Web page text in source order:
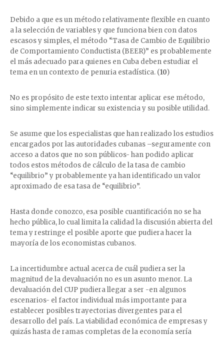
Debido a que es un método relativamente flexible en cuanto
a la selección de variables y que funciona bien con datos
escasos y simples, el método “Tasa de Cambio de Equilibrio
de Comportamiento Conductista (BEER)” es probablemente
el más adecuado para quienes en Cuba deben estudiar el
tema en un contexto de penuria estadística. (10)
No es propósito de este texto intentar aplicar ese método,
sino simplemente indicar su existencia y su posible utilidad.
Se asume que los especialistas que han realizado los estudios
encargados por las autoridades cubanas –seguramente con
acceso a datos que no son públicos- han podido aplicar
todos estos métodos de cálculo de la tasa de cambio
“equilibrio” y probablemente ya han identificado un valor
aproximado de esa tasa de “equilibrio”.
Hasta donde conozco, esa posible cuantificación no se ha
hecho pública, lo cual limita la calidad la discusión abierta del
tema y restringe el posible aporte que pudiera hacer la
mayoría de los economistas cubanos.
La incertidumbre actual acerca de cuál pudiera ser la
magnitud de la devaluación no es un asunto menor. La
devaluación del CUP pudiera llegar a ser -en algunos
escenarios- el factor individual más importante para
establecer posibles trayectorias divergentes para el
desarrollo del país. La viabilidad económica de empresas y
quizás hasta de ramas completas de la economía sería